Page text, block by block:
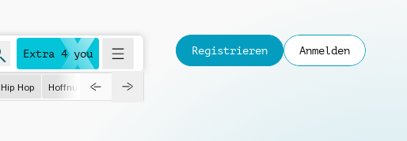
Extra 4 you
Hip Hop Hoffnungsvoll Dokumentation
Registrieren Anmelden